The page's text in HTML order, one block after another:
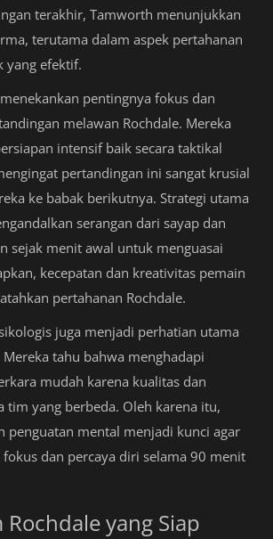
terakhir, Tamworth menunjukkan
terutama dalam aspek pertahanan
yang efektif.
pentingnya fokus dan
melawan Rochdale. Mereka
intensif baik secara taktikal
pertandingan ini sangat krusial
ke babak berikutnya. Strategi utama
serangan dari sayap dan
sejak menit awal untuk menguasai
kecepatan dan kreativitas pemain
pertahanan Rochdale.
juga menjadi perhatian utama
tahu bahwa menghadapi
mudah karena kualitas dan
tim yang berbeda. Oleh karena itu,
penguatan mental menjadi kunci agar
dan percaya diri selama 90 menit
Rochdale yang Siap